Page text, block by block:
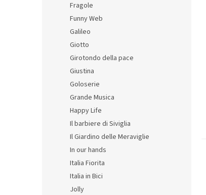
Fragole
Funny Web
Galileo
Giotto
Girotondo della pace
Giustina
Goloserie
Grande Musica
Happy Life
Il barbiere di Siviglia
Il Giardino delle Meraviglie
In our hands
Italia Fiorita
Italia in Bici
Jolly